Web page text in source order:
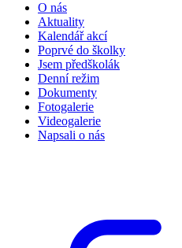
O nás
Aktuality
Kalendář akcí
Poprvé do školky
Jsem předškolák
Denní režim
Dokumenty
Fotogalerie
Videogalerie
Napsali o nás